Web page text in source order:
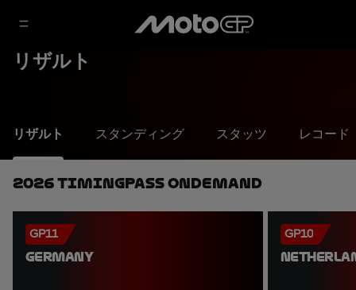
リザルト
リザルト スタンディング スタッツ レコード
2026 TimingPass OnDemand
GP11
GERMANY
GP10